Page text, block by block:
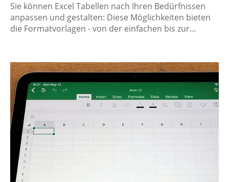
Sie können Excel Tabellen nach Ihren Bedürfnissen
anpassen und gestalten: Diese Möglichkeiten bieten
die Formatvorlagen - von der einfachen bis zur…